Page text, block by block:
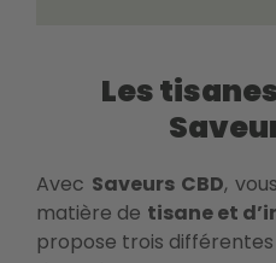
Les
Avec Saveurs CBD,
matière de tisane et
propose trois différentes